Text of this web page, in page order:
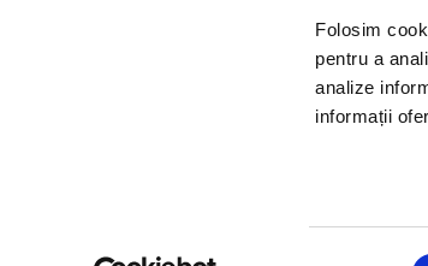
Folosim
pentru a
analize
informații
Bilete.ro